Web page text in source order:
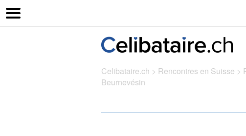
Celibataire.ch > Rencontres en Suisse >
Beurnevésin